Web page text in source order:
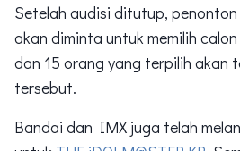
Setelah audisi ditutup,
akan diminta untuk memilih
dan 15 orang yang terpilih akan
tersebut.
Bandai dan IMX juga telah